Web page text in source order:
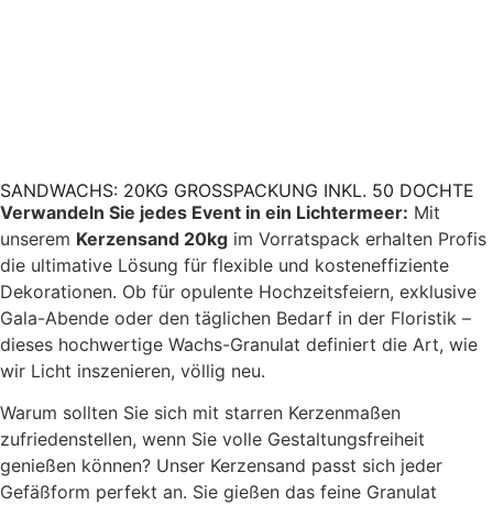
SANDWACHS: 20KG GROSSPACKUNG INKL. 50 DOCHTE
Verwandeln Sie jedes Event in ein Lichtermeer: Mit
unserem Kerzensand 20kg im Vorratspack erhalten Profis
die ultimative Lösung für flexible und kosteneffiziente
Dekorationen. Ob für opulente Hochzeitsfeiern, exklusive
Gala-Abende oder den täglichen Bedarf in der Floristik –
dieses hochwertige Wachs-Granulat definiert die Art, wie
wir Licht inszenieren, völlig neu.
Warum sollten Sie sich mit starren Kerzenmaßen
zufriedenstellen, wenn Sie volle Gestaltungsfreiheit
genießen können? Unser Kerzensand passt sich jeder
Gefäßform perfekt an. Sie gießen das feine Granulat